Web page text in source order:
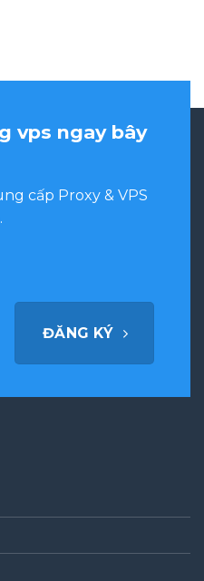
vps ngay bây
cấp Proxy & VPS
ĐĂNG KÝ